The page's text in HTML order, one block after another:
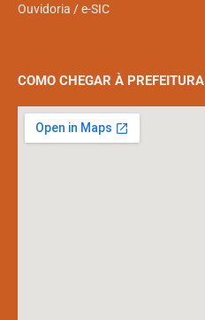
Ouvidoria /e-SIC
COMO CHEGAR À PREFEITURA